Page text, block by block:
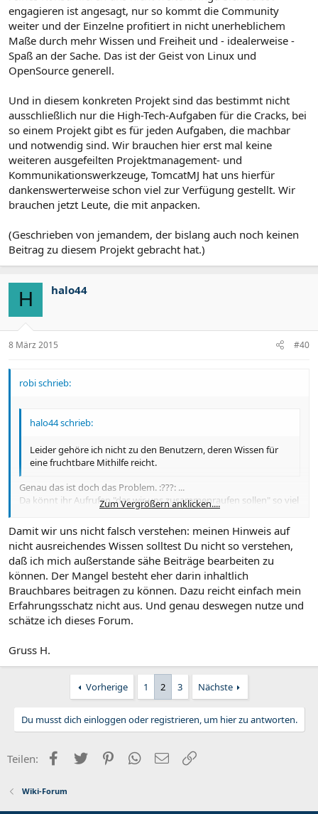
engagieren ist angesagt, nur so kommt die Community
weiter und der Einzelne profitiert in nicht unerheblichem
Maße durch mehr Wissen und Freiheit und - idealerweise -
Spaß an der Sache. Das ist der Geist von Linux und
OpenSource generell.
Und in diesem konkreten Projekt sind das bestimmt nicht
ausschließlich nur die High-Tech-Aufgaben für die Cracks, bei
so einem Projekt gibt es für jeden Aufgaben, die machbar
und notwendig sind. Wir brauchen hier erst mal keine
weiteren ausgefeilten Projektmanagement- und
Kommunikationswerkzeuge, TomcatMJ hat uns hierfür
dankenswerterweise schon viel zur Verfügung gestellt. Wir
brauchen jetzt Leute, die mit anpacken.
(Geschrieben von jemandem, der bislang auch noch keinen
Beitrag zu diesem Projekt gebracht hat.)
H halo44
8 März 2015 #40
robi schrieb:
halo44 schrieb:
Leider gehöre ich nicht zu den Benutzern, deren Wissen für
eine fruchtbare Mithilfe reicht.
Zum Vergrößern anklicken....
Genau das ist doch das Problem. :???: ...
Da könnt ihr Aufrufen "das wir uns zusammenraufen sollen" so viel
wie ihr wollt, wenn ihr nicht irgendwann selbst auf den Trichter
kommt, das ihr die Artikel im Wiki auch selbst bearbeiten könnt, ...
Zum Vergrößern anklicken....
Damit wir uns nicht falsch verstehen: meinen Hinweis auf
nicht ausreichendes Wissen solltest Du nicht so verstehen,
daß ich mich außerstande sähe Beiträge bearbeiten zu
können. Der Mangel besteht eher darin inhaltlich
Brauchbares beitragen zu können. Dazu reicht einfach mein
Erfahrungsschatz nicht aus. Und genau deswegen nutze und
schätze ich dieses Forum.
Gruss H.
Vorherige 1 2 3 Nächste
Du musst dich einloggen oder registrieren, um hier zu antworten.
Teilen: Facebook
Twitter PinterestWhatsApp
E-Mail
Wiki-Forum